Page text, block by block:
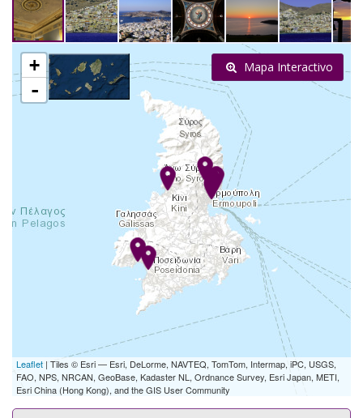
+
-
Leaflet | Tiles © Esri — Esri, DeLorme, NAVTEQ, TomTom, Intermap, iPC, USGS,
FAO, NPS, NRCAN, GeoBase, Kadaster NL, Ordnance Survey, Esri Japan, METI,
Esri China (Hong Kong), and the GIS User Community
Mapa Interactivo